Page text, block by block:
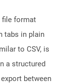
file format
tabs in plain
to CSV, is
a structured
between